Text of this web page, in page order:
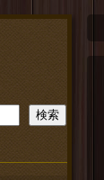
検索